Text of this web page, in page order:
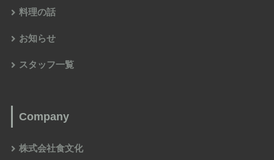
料理の話
お知らせ
スタッフ一覧
Company
株式会社食文化